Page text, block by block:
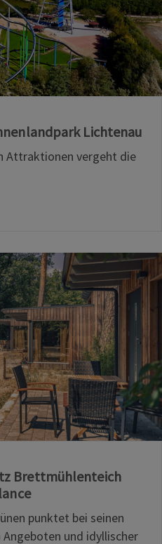
Lichtenau
Attraktionen vergeht die
Brettmühlenteich
punktet bei seinen
und idyllischer